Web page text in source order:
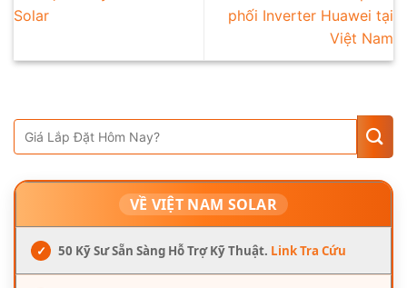
Solar
phối Inverter Huawei tại
Việt Nam
VỀ VIỆT NAM SOLAR
✓ 50 Kỹ Sư Sẵn Sàng Hỗ Trợ Kỹ Thuật. Link Tra Cứu